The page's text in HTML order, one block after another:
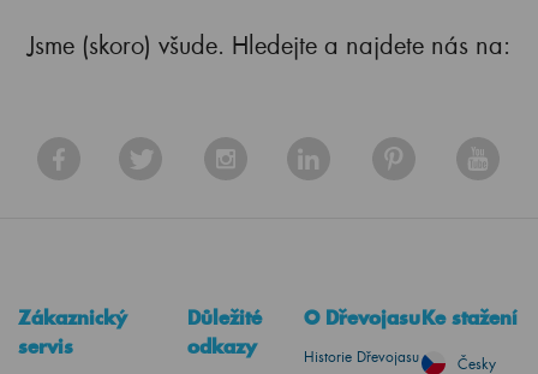
Jsme (skoro) všude. Hledejte a najdete nás na:
Zákaznický
servis
Důležité
odkazy
O Dřevojasu
Historie Dřevojasu
Ke stažení
Česky